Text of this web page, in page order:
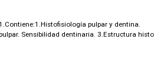
pulpar y dentina.
Sensibilidad dentinaria. 3.Estructura